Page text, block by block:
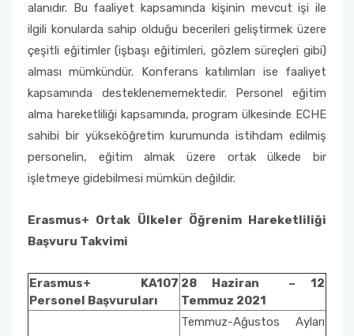
alanıdır. Bu faaliyet kapsamında kişinin mevcut işi ile
ilgili konularda sahip olduğu becerileri geliştirmek üzere
çeşitli eğitimler (işbaşı eğitimleri, gözlem süreçleri gibi)
alması mümkündür. Konferans katılımları ise faaliyet
kapsamında desteklenememektedir. Personel eğitim
alma hareketliliği kapsamında, program ülkesinde ECHE
sahibi bir yükseköğretim kurumunda istihdam edilmiş
personelin, eğitim almak üzere ortak ülkede bir
işletmeye gidebilmesi mümkün değildir.
Erasmus+ Ortak Ülkeler Öğrenim Hareketliliği
Başvuru Takvimi
Erasmus+ KA107
Personel Başvuruları
28 Haziran – 12
Temmuz 2021
Temmuz-Ağustos Ayları